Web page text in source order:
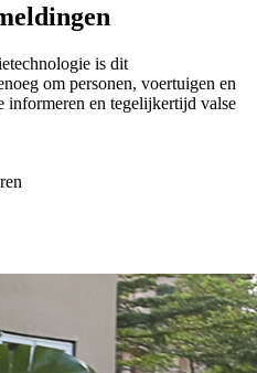
is dit
om personen, voertuigen en
informeren en tegelijkertijd valse